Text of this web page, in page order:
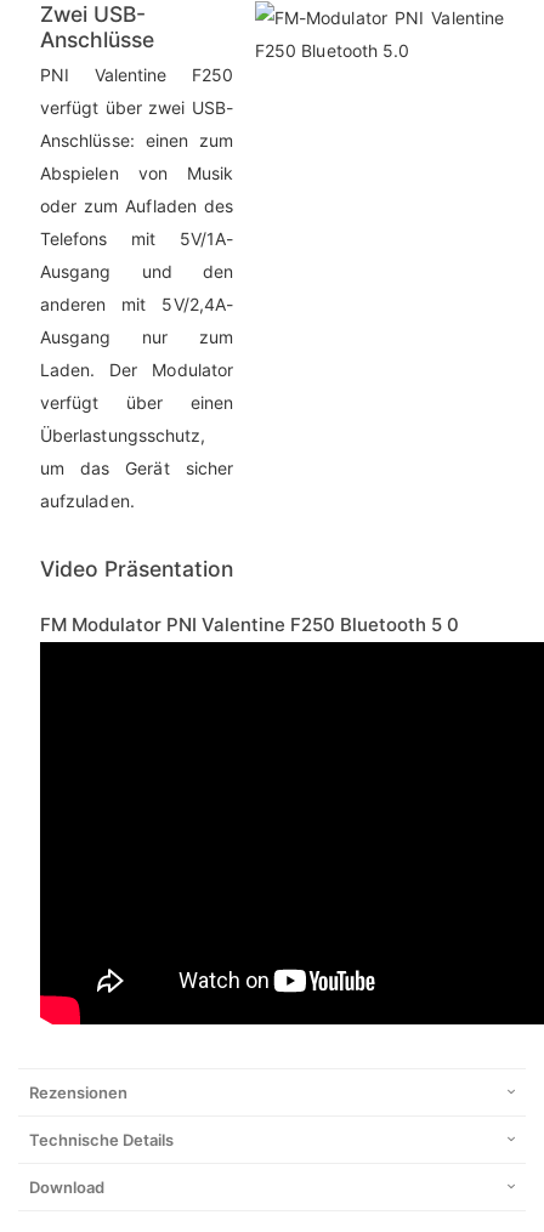
Zwei USB-
Anschlüsse
PNI Valentine F250
verfügt über zwei USB-
Anschlüsse: einen zum
Abspielen von Musik
oder zum Aufladen des
Telefons mit 5V/1A-
Ausgang und den
anderen mit 5V/2,4A-
Ausgang nur zum
Laden. Der Modulator
verfügt über einen
Überlastungsschutz,
um das Gerät sicher
aufzuladen.
Video Präsentation
FM Modulator PNI Valentine F250 Bluetooth 5 0
Rezensionen
Technische Details
Download